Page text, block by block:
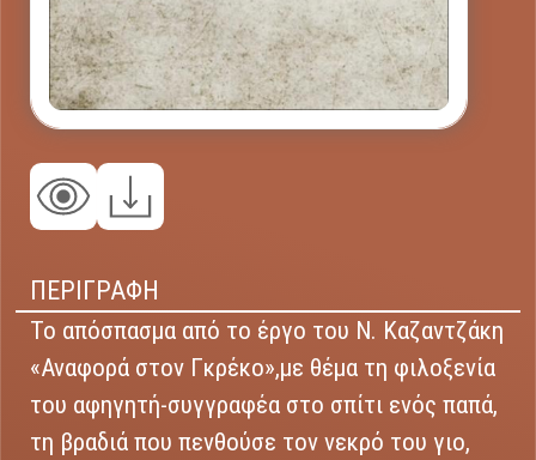
ΠΕΡΙΓΡΑΦΗ
Το απόσπασμα από το έργο του Ν. Καζαντζάκη
«Αναφορά στον Γκρέκο»,με θέμα τη φιλοξενία
του αφηγητή-συγγραφέα στο σπίτι ενός παπά,
τη βραδιά που πενθούσε τον νεκρό του γιο,